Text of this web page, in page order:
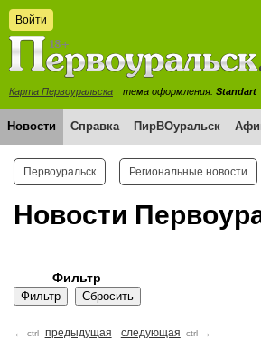
Войти
Карта Первоуральска тема оформления: Standart
Новости Справка ПирВОуральск
Первоуральск Региональные новости
Новости
Фильтр
← ctrl предыдущая следующая ctrl →